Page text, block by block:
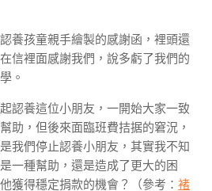
養孩童親手繪製的感謝函，裡頭還
信裡面感謝我們，說多虧了我們的
。
認養這位小朋友，一開始大家一致
助，但後來面臨班費拮据的窘況，
我們停止認養小朋友，其實我不知
一種幫助，還是造成了更大的困
獲得穩定捐款的機會？（參考： 褚